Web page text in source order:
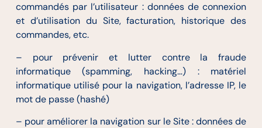
commandés par l’utilisateur : données de connexion
et d’utilisation du Site, facturation, historique des
commandes, etc.
– pour prévenir et lutter contre la fraude
informatique (spamming, hacking…) : matériel
informatique utilisé pour la navigation, l’adresse IP, le
mot de passe (hashé)
– pour améliorer la navigation sur le Site : données de